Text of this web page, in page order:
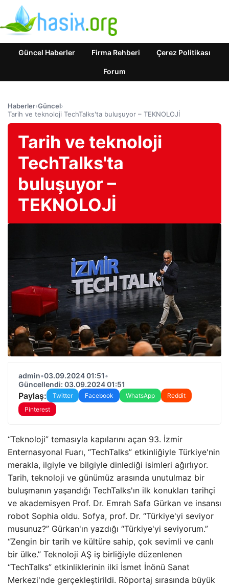
Güncel Haberler Firma Rehberi Çerez Politikası
Forum
Haberler›Güncel›
Tarih ve teknoloji TechTalks'ta buluşuyor – TEKNOLOJİ
Tarih ve teknoloji
TechTalks'ta
buluşuyor –
TEKNOLOJİ
admin•03.09.2024 01:51•
Güncellendi: 03.09.2024 01:51
Paylaş: Twitter Facebook WhatsApp
Reddit
Pinterest
“Teknoloji” temasıyla kapılarını açan 93. İzmir
Enternasyonal Fuarı, “TechTalks” etkinliğiyle Türkiye'nin
merakla, ilgiyle ve bilgiyle dinlediği isimleri ağırlıyor.
Tarih, teknoloji ve günümüz arasında unutulmaz bir
buluşmanın yaşandığı TechTalks'ın ilk konukları tarihçi
ve akademisyen Prof. Dr. Emrah Safa Gürkan ve insansı
robot Sophia oldu. Sofya, prof. Dr. “Türkiye'yi seviyor
musunuz?” Gürkan'ın yazdığı “Türkiye'yi seviyorum.”
“Zengin bir tarih ve kültüre sahip, çok sevimli ve canlı
bir ülke.” Teknoloji AŞ iş birliğiyle düzenlenen
“TechTalks” etkinliklerinin ilki İsmet İnönü Sanat
Merkezi'nde gerçekleştirildi. Röportaj sırasında büyük